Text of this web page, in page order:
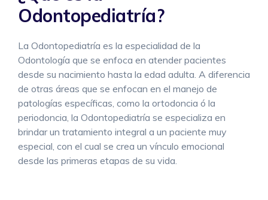
Odontopediatría?
La Odontopediatría es la especialidad de la
Odontología que se enfoca en atender pacientes
desde su nacimiento hasta la edad adulta. A diferencia
de otras áreas que se enfocan en el manejo de
patologías específicas, como la ortodoncia ó la
periodoncia, la Odontopediatría se especializa en
brindar un tratamiento integral a un paciente muy
especial, con el cual se crea un vínculo emocional
desde las primeras etapas de su vida.